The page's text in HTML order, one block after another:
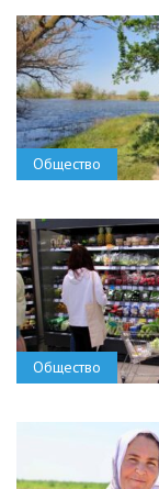
Общество
Общество